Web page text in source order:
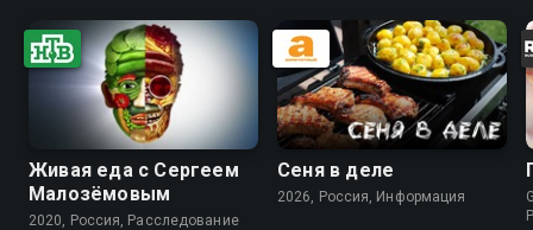
Живая еда с Сергеем
Малозёмовым
2020, Россия, Расследование
Сеня в деле
2026, Россия, Информация